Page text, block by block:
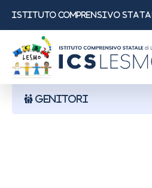
ISTITUTO COMPRENSIVO
GENITORI